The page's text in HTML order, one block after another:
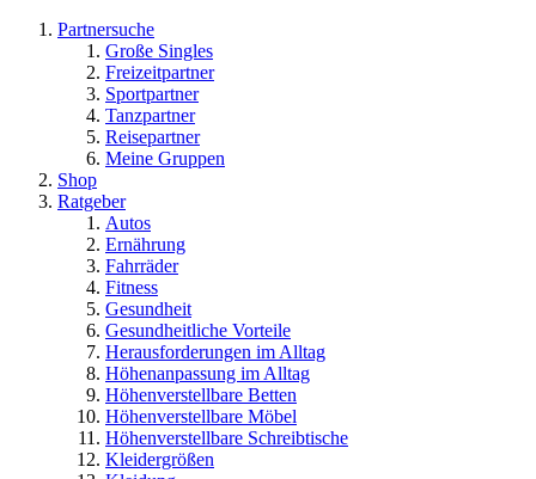
Partnersuche
Große Singles
Freizeitpartner
Sportpartner
Tanzpartner
Reisepartner
Meine Gruppen
Shop
Ratgeber
Autos
Ernährung
Fahrräder
Fitness
Gesundheit
Gesundheitliche Vorteile
Herausforderungen im Alltag
Höhenanpassung im Alltag
Höhenverstellbare Betten
Höhenverstellbare Möbel
Höhenverstellbare Schreibtische
Kleidergrößen